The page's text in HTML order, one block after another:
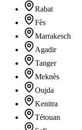
Rabat
Fès
Marrakesch
Agadir
Tanger
Meknès
Oujda
Kenitra
Tétouan